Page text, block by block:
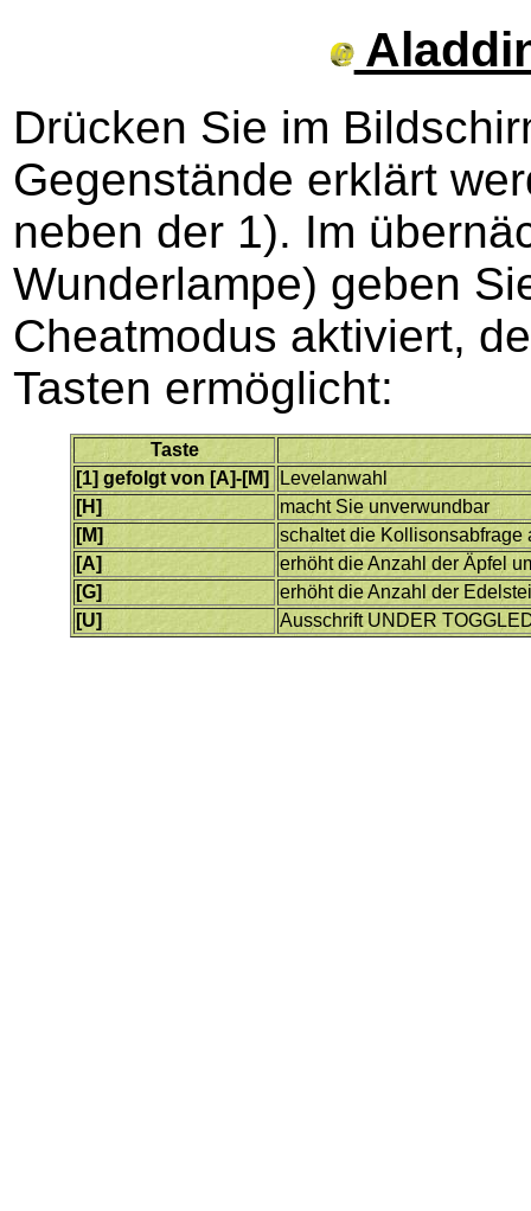
Drücken Sie im
Gegenstände erklärt
neben der 1). Im
Wunderlampe) geben
Cheatmodus aktiviert,
Tasten ermöglicht:
Taste
[1] gefolgt von [A]-[M]
Levelanwahl
[H]
macht Sie unverwundbar
[M]
schaltet die Kollisonsabfrage
[A]
erhöht die Anzahl der Äpfel
[G]
erhöht die Anzahl der
[U]
Ausschrift UNDER